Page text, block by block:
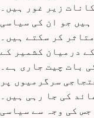
زیر غور ہیں۔
جو ان کی سیاسی
کر سکتے ہیں۔
درمیان کشمیر کے
بات چیت جاری ہے۔
سرگرمیوں پر
کی جا رہی ہیں۔
جس کی وجہ سے سیاسی